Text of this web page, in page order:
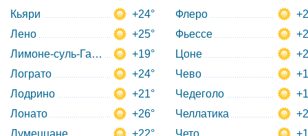
Кьяри
+24°
Лено
+25°
Лимоне-суль-Гарда
+19°
Лограто
+24°
Лодрино
+21°
Лонато
+26°
Лумеццане
+22°
Флеро
Фьессе
Цоне
Чево
Чедеголо
Челлатика
Чето